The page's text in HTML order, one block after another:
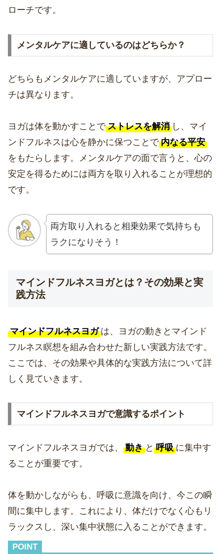
ローチです。
メンタルケアに適しているのはどちらか？
どちらもメンタルケアに適していますが、アプロー
チは異なります。
ヨガは体を動かすことで ストレスを解消 し、マイ
ンドフルネスは心を静かに保つことで 内なる平安
をもたらします。メンタルケアの面で言うと、心の
安定を得るためには両方を取り入れることが理想的
です。
両方取り入れると相乗効果で気持ちも
ラクになりそう！
マインドフルネスヨガとは？その効果と実
践方法
マインドフルネスヨガ は、ヨガの動きとマインド
フルネス瞑想を組み合わせた新しい実践方法です。
ここでは、その効果や具体的な実践方法について詳
しく見ていきます。
マインドフルネスヨガで意識するポイント
マインドフルネスヨガでは、 動き と 呼吸 に集中す
ることが重要です。
体を動かしながらも、呼吸に意識を向け、今この瞬
間に集中します。これにより、体だけでなく心もリ
ラックスし、深い集中状態に入ることができます。
POINT